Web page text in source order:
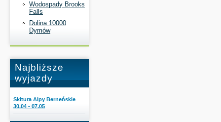
Wodospady Brooks
Falls
Dolina 10000
Dymów
Najbliższe
wyjazdy
Skitura Alpy Berneńskie
30.04 - 07.05